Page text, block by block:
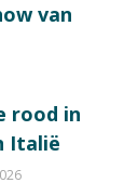
van
rood in
Italië